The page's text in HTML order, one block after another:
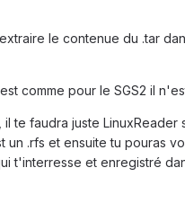
le contenue du .tar
comme pour le SGS2 il
te faudra juste
.rfs et ensuite tu pouras
t'interresse et enregistré